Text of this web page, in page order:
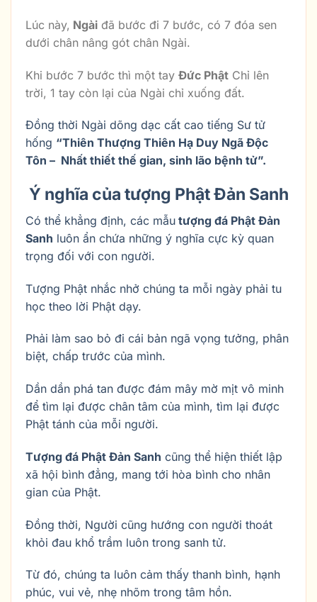
Lúc này, Ngài đã bước đi 7 bước, có 7 đóa sen
dưới chân nâng gót chân Ngài.
Khi bước 7 bước thì một tay Đức Phật Chỉ lên
trời, 1 tay còn lại của Ngài chỉ xuống đất.
Đồng thời Ngài dõng dạc cất cao tiếng Sư tử
hống “Thiên Thượng Thiên Hạ Duy Ngã Độc
Tôn – Nhất thiết thế gian, sinh lão bệnh tử”.
Ý nghĩa của tượng Phật Đản Sanh
Có thể khẳng định, các mẫu tượng đá Phật Đản
Sanh luôn ẩn chứa những ý nghĩa cực kỳ quan
trọng đối với con người.
Tượng Phật nhắc nhở chúng ta mỗi ngày phải tu
học theo lời Phật dạy.
Phải làm sao bỏ đi cái bản ngã vọng tưởng, phân
biệt, chấp trước của mình.
Dần dần phá tan được đám mây mờ mịt vô minh
để tìm lại được chân tâm của mình, tìm lại được
Phật tánh của mỗi người.
Tượng đá Phật Đản Sanh cũng thể hiện thiết lập
xã hội bình đẳng, mang tới hòa bình cho nhân
gian của Phật.
Đồng thời, Người cũng hướng con người thoát
khỏi đau khổ trầm luôn trong sanh tử.
Từ đó, chúng ta luôn cảm thấy thanh bình, hạnh
phúc, vui vẻ, nhẹ nhõm trong tâm hồn.